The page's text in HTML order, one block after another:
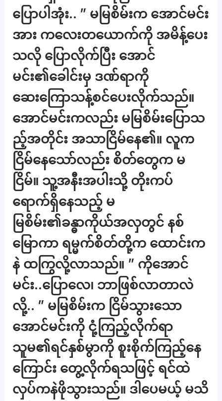
ပြောပါအုံး.. ” မမြစိမ်းက အောင်မင်း
အား ကလေးတယောက်ကို အမိန့်ပေး
သလို ပြောလိုက်ပြီး အောင်
မင်း၏ခေါင်းမှ ဒဏ်ရာကို
ဆေးကြောသန့်စင်ပေးလိုက်သည်။
အောင်မင်းကလည်း မမြစိမ်းပြောသ
ည့်အတိုင်း အသာငြိမ်နေ၏။ လူက
ငြိမ်နေသော်လည်း စိတ်တွေက မ
ငြိမ်။ သူ့အနီးအပါးသို့ တိုးကပ်
ရောက်ရှိနေသည့် မ
မြစိမ်း၏ခန္ဓာကိုယ်အလှတွင် နစ်
မြောကာ ရမ္မက်စိတ်တို့က ထောင်းက
နဲ ထကြွလို့လာသည်။ ” ကိုအောင်
မင်း..ပြောလေ၊ ဘာဖြစ်လာတာလဲ
လို့.. ” မမြစိမ်းက ငြိမ်သွားသော
အောင်မင်းကို ငုံ့ကြည့်လိုက်ရာ
သူမ၏ရင်နှစ်မွာကို စူးစိုက်ကြည့်နေ
ကြောင်း တွေ့လိုက်ရသဖြင့် ရင်ထဲ
လှပ်ကနဲဖိုသွားသည်။ ဒါပေမယ့် မသိ